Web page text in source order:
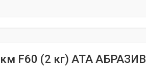
F60 (2 кг) АТА АБРАЗИВ